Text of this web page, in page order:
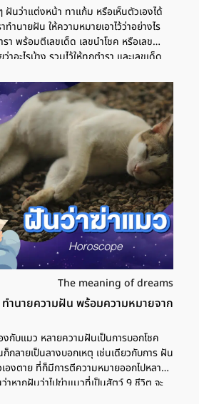
ฝันว่าแต่งหน้า ทาแก้ม หรือเห็นตัวเองได้
ำนายฝัน ให้ความหมายเอาไว้ว่าอย่างไร
า พร้อมตีเลขเด็ด เลขนำโชค หรือเลข
อะไรบ้าง รวมไว้ให้ทุกตำรา และเลขเด็ด
ามตำราทำนายฝันแล้ว หมายถึง การหมด
อ หากใครป่วยก็จะหายจากอาการป่วย หรือ
จะเติบโตในหน้าที่การงาน ได้รับการโปรโมต
ด้ตำแหน่งที่ดีขึ้น เลขเด็ด ฝันว่าแต่งหน้าตัว
ลังแต่งหน้าตัวเองอยู่ ตามตำราแล้ว จะ
ทิศตะวันตก บางคนจะได้รับโชคลาภจากคน
องการทำของหาย หรือการสูญเสียของ
เจอปัญหา ที่ยังไม่สามารถหาทางแก้ไขได้
เงิน ก็จะได้รับการช่วยเหลือจากเพื่อนสนิท
ยนคิ้ว ส่วนใครที่ฝันว่าแต่งหน้าเขียนคิ้ว
การรับปากหรือการทำอะไรใหม่ๆ เพราะมี
ามมา เช่น การรับงานมาทำโดยที่งานนั้น
รืออาจจะเป็นงานที่ไม่ถนัด ที่อาจจะทำให้
งวลใจตามมา เพราะเป็นช่วงที่เสี่ยงที่จะ
วามพลาดพลั้งในการทำงานได้ เลขเด็ด
The meaning of dreams
ทำนายความฝัน พร้อมความหมายจาก
กับแมว หลายความฝันเป็นการบอกโชค
กลายเป็นลางบอกเหตุ เช่นเดียวกับการ ฝัน
องตาย ที่ก็มีการตีความหมายออกไปหลาย
าหากฝันว่าไปฆ่าแมวที่เป็นสัตว์ 9 ชีวิต จะ